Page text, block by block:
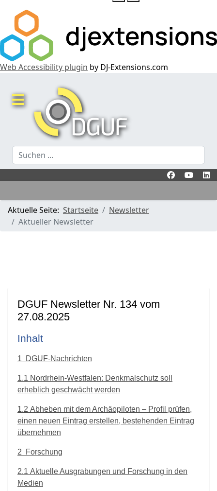
Web Accessibility plugin by DJ-Extensions.com
Suchen
...
Aktuelle Seite: Startseite
Newsletter
Aktueller Newsletter
DGUF Newsletter Nr. 134 vom
27.08.2025
Inhalt
1 DGUF-Nachrichten
1.1 Nordrhein-Westfalen: Denkmalschutz soll
erheblich geschwächt werden
1.2 Abheben mit dem Archäopiloten – Profil prüfen,
einen neuen Eintrag erstellen, bestehenden Eintrag
übernehmen
2 Forschung
2.1 Aktuelle Ausgrabungen und Forschung in den
Medien